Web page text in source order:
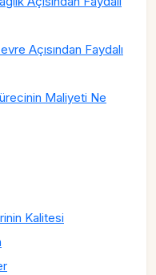
Açısından Faydalı
Maliyeti Ne
Kalitesi